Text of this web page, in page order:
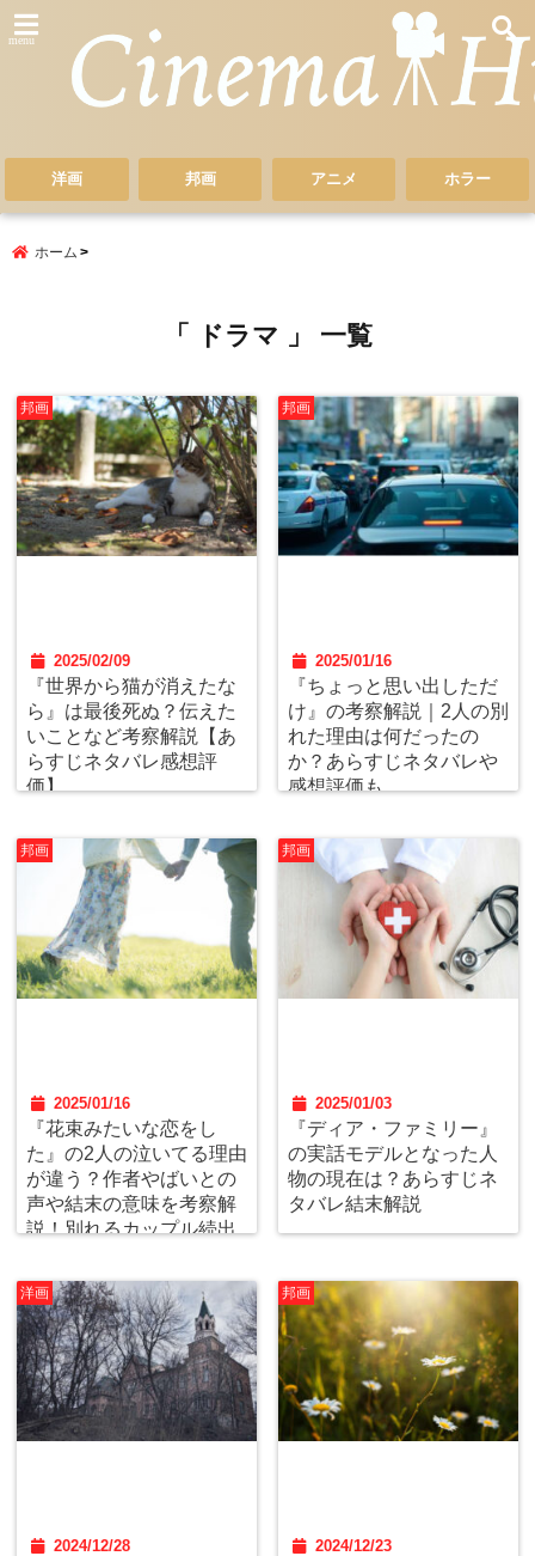
menu
洋画 邦画 アニメ ホラー
ホーム
「 ドラマ 」 一覧
邦画
2025/02/09
『世界から猫が消えたな
ら』は最後死ぬ？伝えた
いことなど考察解説【あ
らすじネタバレ感想評
価】
邦画
2025/01/16
『ちょっと思い出しただ
け』の考察解説｜2人の別
れた理由は何だったの
か？あらすじネタバレや
感想評価も
邦画
2025/01/16
『花束みたいな恋をし
た』の2人の泣いてる理由
が違う？作者やばいとの
声や結末の意味を考察解
説！別れるカップル続出
邦画
2025/01/03
『ディア・ファミリー』
の実話モデルとなった人
物の現在は？あらすじネ
タバレ結末解説
洋画
2024/12/28
邦画
2024/12/23